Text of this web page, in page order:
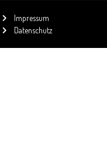
Impressum
Datenschutz